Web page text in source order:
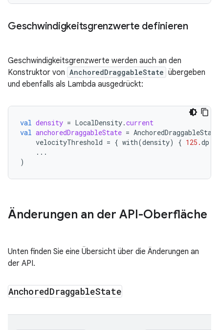
Geschwindigkeitsgrenzwerte definieren
Geschwindigkeitsgrenzwerte werden auch an den
Konstruktor von AnchoredDraggableState übergeben
und ebenfalls als Lambda ausgedrückt:
val density = LocalDensity.current
val anchoredDraggableState = AnchoredDraggableState
velocityThreshold = { with(density) { 125.dp
...
)
Änderungen an der API-Oberfläche
Unten finden Sie eine Übersicht über die Änderungen an
der API.
AnchoredDraggableState